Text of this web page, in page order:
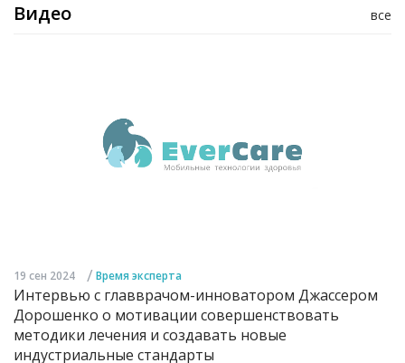
все
Видео
19 сен 2024 / Время эксперта
Интервью с главврачом-инноватором Джассером
Дорошенко о мотивации совершенствовать
методики лечения и создавать новые
индустриальные стандарты